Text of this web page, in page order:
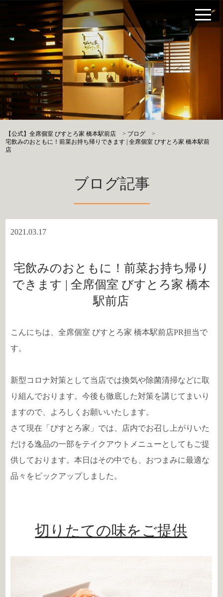
【公式】全席個室 びすとろ家 橋本駅前店 > ブログ
>
宅飲みのおともに！前菜お持ち帰りできます | 全席個室 びすとろ家 橋本駅前
店
ブログ記事
2021.03.17
宅飲みのおともに！前菜お持ち帰り
できます | 全席個室 びすとろ家 橋本
駅前店
こんにちは、全席個室 びすとろ家 橋本駅前店PR担当で
す。
新型コロナ対策として当店では換気や除菌清掃などに取
り組んでおります。今後も徹底した対策を講じてまいり
ますので、よろしくお願いいたします。
さて現在「びすとろ家」では、店内でお召し上がりいた
だける逸品の一部をテイクアウトメニューとしてもご提
供しております。本日はその中でも、おつまみに最適な
品々をピックアップしました。
切りたての味をご提供